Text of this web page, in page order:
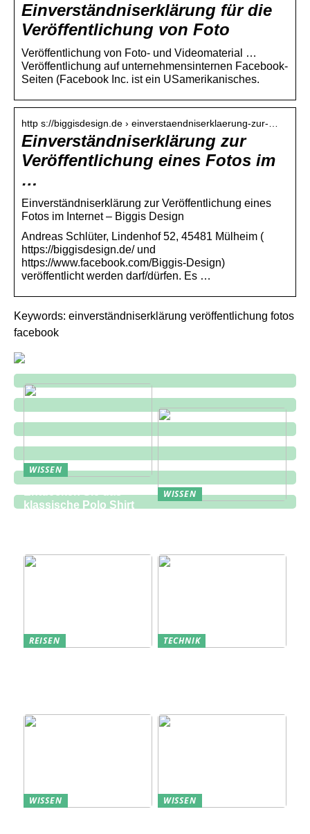
Einverständniserklärung für die
Veröffentlichung von Foto
Veröffentlichung von Foto- und Videomaterial …
Veröffentlichung auf unternehmensinternen Facebook-
Seiten (Facebook Inc. ist ein USamerikanisches.
http s://biggisdesign.de › einverstaendniserklaerung-zur-…
Einverständniserklärung zur
Veröffentlichung eines Fotos im
…
Einverständniserklärung zur Veröffentlichung eines
Fotos im Internet – Biggis Design
Andreas Schlüter, Lindenhof 52, 45481 Mülheim (
https://biggisdesign.de/ und
https://www.facebook.com/Biggis-Design)
veröffentlicht werden darf/dürfen. Es …
Keywords: einverständniserklärung veröffentlichung fotos
facebook
WISSEN
klassische Polo Shirt
WISSEN
REISEN
TECHNIK
WISSEN
WISSEN